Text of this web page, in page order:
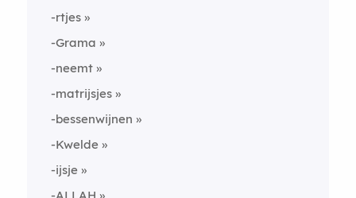
-rtjes
-Grama
-neemt
-matrijsjes
-bessenwijnen
-Kwelde
-ijsje
-ALLAH